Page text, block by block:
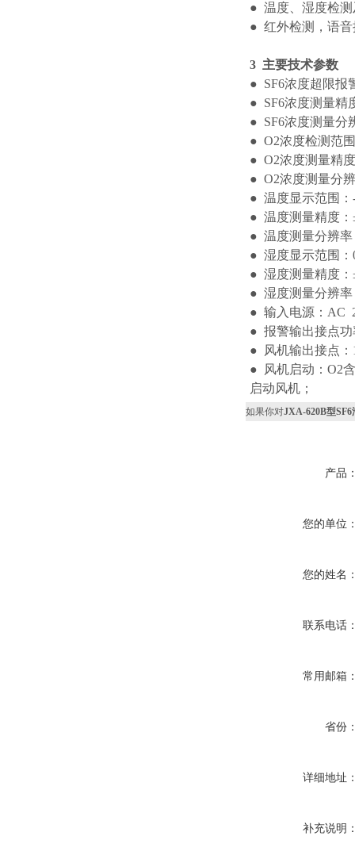
● 温度、湿度检
● 红外检测，语
3 主要技术参数
● SF6浓度超限报
● SF6浓度测量精
● SF6浓度测量分
● O2浓度检测范
● O2浓度测量精
● O2浓度测量分
● 温度显示范围
● 温度测量精度
● 温度测量分辨
● 湿度显示范围
● 湿度测量精度
● 湿度测量
● 输入电源：AC
● 报警输出
● 风机输出接点
● 风机启动：O2
启动风机；
如果你对JXA-620B型
产品
您的单位
您的姓名
联系电话
常用邮箱
省份
详细地址
补充说明